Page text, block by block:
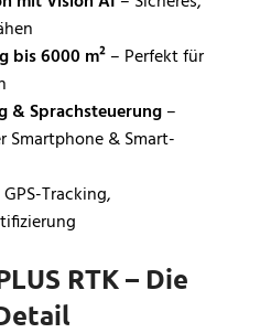
bis 6000 m²– Perfekt für
& Sprachsteuerung–
Smartphone & Smart-
Tracking,
RTK – Die